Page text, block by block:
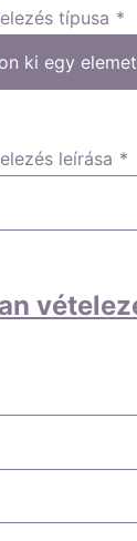
típusa *
leírása *